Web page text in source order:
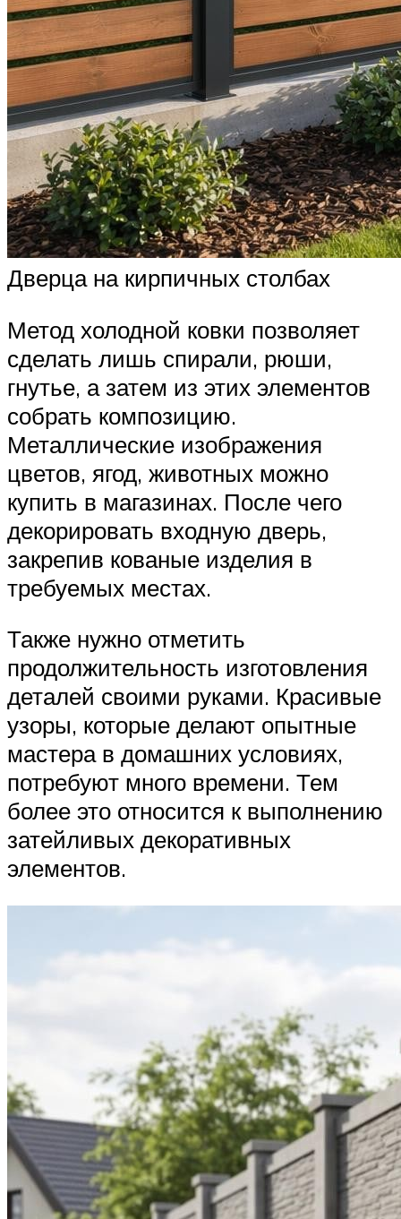
Дверца на кирпичных столбах
Метод холодной ковки позволяет
сделать лишь спирали, рюши,
гнутье, а затем из этих элементов
собрать композицию.
Металлические изображения
цветов, ягод, животных можно
купить в магазинах. После чего
декорировать входную дверь,
закрепив кованые изделия в
требуемых местах.
Также нужно отметить
продолжительность изготовления
деталей своими руками. Красивые
узоры, которые делают опытные
мастера в домашних условиях,
потребуют много времени. Тем
более это относится к выполнению
затейливых декоративных
элементов.